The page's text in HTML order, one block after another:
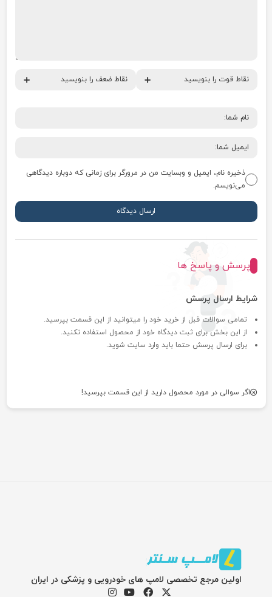
ذخیره نام، ایمیل و وبسایت من در مرورگر برای زمانی که دوباره دیدگاهی
می‌نویسم.
پرسش و پاسخ ها
شرایط ارسال پرسش
تمامی سوالات قبل از خرید خود را میتوانید از این قسمت بپرسید.
از این بخش برای ثبت دیدگاه خود از محصول استفاده نکنید.
برای ارسال پرسش حتما باید وارد سایت شوید.
اگر سوالی در مورد محصول دارید از این قسمت بپرسید!
اولین مرجع تخصصی لامپ های خودرویی و پزشکی در ایران